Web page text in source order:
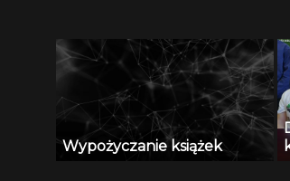
Wypożyczanie książek